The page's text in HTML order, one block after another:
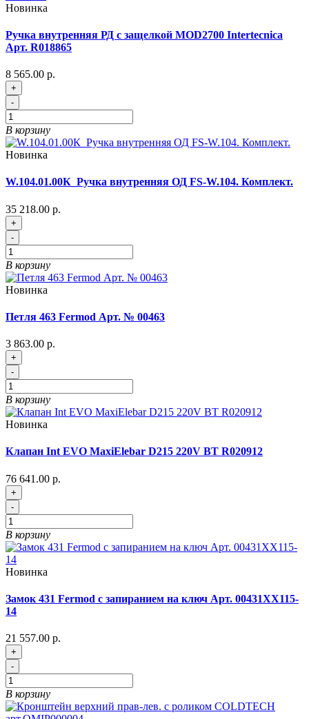
Новинка
Ручка внутренняя РД с защелкой MOD2700 Intertecnica
Арт. R018865
8 565.00 р.
+
-
В корзину
Новинка
W.104.01.00К_Ручка внутренняя ОД FS-W.104. Комплект.
35 218.00 р.
+
-
В корзину
Новинка
Петля 463 Fermod Арт. № 00463
3 863.00 р.
+
-
В корзину
Новинка
Клапан Int EVO MaxiElebar D215 220V BT R020912
76 641.00 р.
+
-
В корзину
Новинка
Замок 431 Fermod с запиранием на ключ Арт. 00431XX115-
14
21 557.00 р.
+
-
В корзину